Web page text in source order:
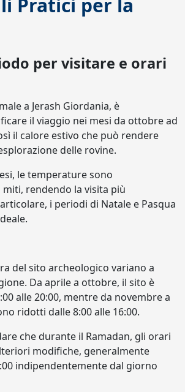
Pratici per la
per visitare e orari
a Jerash Giordania, è
il viaggio nei mesi da ottobre ad
il calore estivo che può rendere
delle rovine.
le temperature sono
rendendo la visita più
i periodi di Natale e Pasqua
del sito archeologico variano a
Da aprile a ottobre, il sito è
alle 20:00, mentre da novembre a
ridotti dalle 8:00 alle 16:00.
che durante il Ramadan, gli orari
modifiche, generalmente
indipendentemente dal giorno